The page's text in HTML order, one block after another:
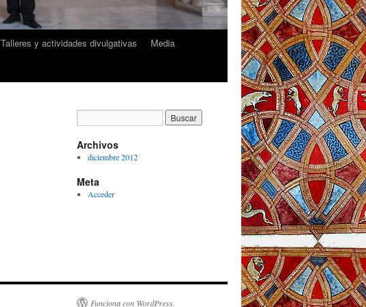
Talleres y actividades divulgativas
Media
Archivos
diciembre 2012
Meta
Acceder
Funciona con WordPress.